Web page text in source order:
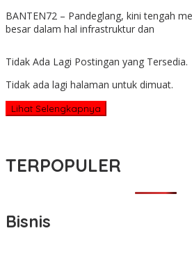
BANTEN72 – Pandeglang, kini tengah
besar dalam hal infrastruktur dan
Tidak Ada Lagi Postingan yang Tersedia.
Tidak ada lagi halaman untuk dimuat.
Lihat Selengkapnya
TERPOPULER
Bisnis